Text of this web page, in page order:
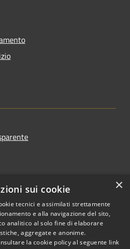
Copyright © 2026 • Comune di
×
sui cookie
tecnici e assimilati strettamente
e alla navigazione del sito,
analitico al solo fine di elaborare
aggregate e anonime.
la cookie policy al seguente link